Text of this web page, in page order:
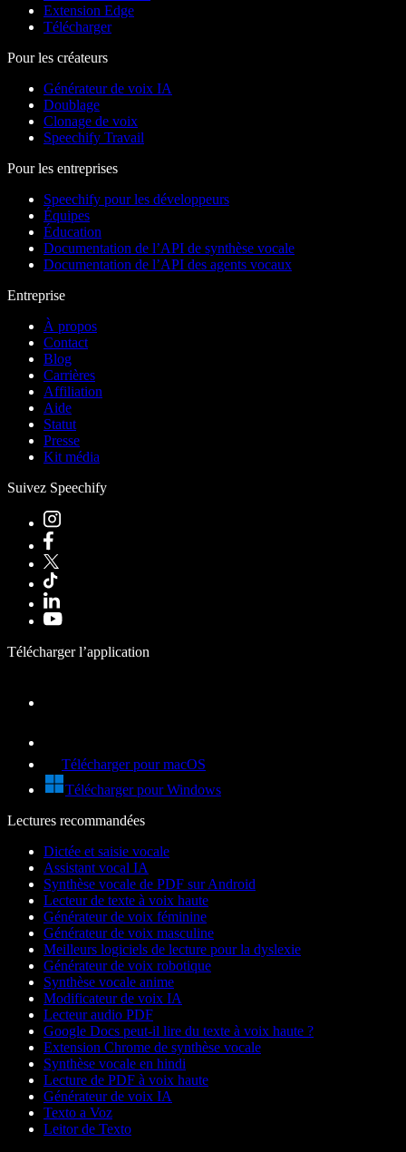
Extension Edge
Télécharger
Pour les créateurs
Générateur de voix IA
Doublage
Clonage de voix
Speechify Travail
Pour les entreprises
Speechify pour les développeurs
Équipes
Éducation
Documentation de l’API de synthèse vocale
Documentation de l’API des agents vocaux
Entreprise
À propos
Contact
Blog
Carrières
Affiliation
Aide
Statut
Presse
Kit média
Suivez Speechify
Télécharger l’application
Télécharger pour macOS
Télécharger pour Windows
Lectures recommandées
Dictée et saisie vocale
Assistant vocal IA
Synthèse vocale de PDF sur Android
Lecteur de texte à voix haute
Générateur de voix féminine
Générateur de voix masculine
Meilleurs logiciels de lecture pour la dyslexie
Générateur de voix robotique
Synthèse vocale anime
Modificateur de voix IA
Lecteur audio PDF
Google Docs peut-il lire du texte à voix haute ?
Extension Chrome de synthèse vocale
Synthèse vocale en hindi
Lecture de PDF à voix haute
Générateur de voix IA
Texto a Voz
Leitor de Texto